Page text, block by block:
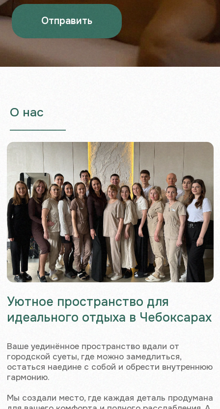
О нас
© 2026 ECO TELO
+7 (902) 288-88-33
eco_telo@mail.ru
Политика использования
Политика в отношении обработки
персональных данных
Правила использования абонемента
Правила использования подарочных сертификатов
Салона «ECO TELO»
Реквизиты
ИНН: 211604706723